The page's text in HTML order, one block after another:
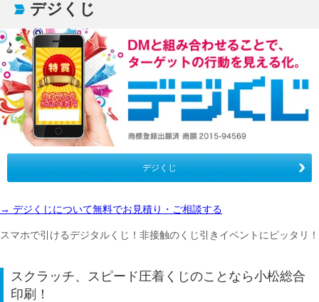
デジくじ
デジくじ
→ デジくじについて無料でお見積り・ご相談する
スマホで引けるデジタルくじ！非接触のくじ引きイベントにピッタリ！
スクラッチ、スピード圧着くじのことなら小松総合
印刷！